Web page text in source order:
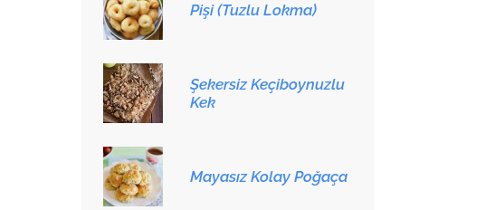
Pişi (Tuzlu Lokma)
Şekersiz Keçiboynuzlu
Kek
Mayasız Kolay Poğaça